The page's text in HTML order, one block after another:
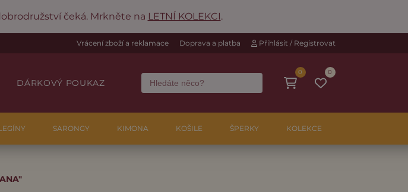
čeká. Mrkněte na LETNÍ KOLEKCI.
Přihlásit / Registrovat
Vrácení zboží a reklamace Doprava a platba
DÁRKOVÝ POUKAZ
0
0
SARONGY KIMONA KOŠILE ŠPERKY KOLEKCE